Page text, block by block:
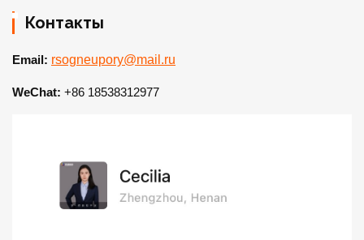
Контакты
Email: rsogneupory@mail.ru
WeChat: +86 18538312977